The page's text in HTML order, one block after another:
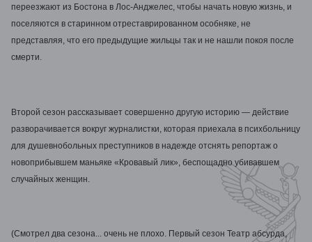
переезжают из Бостона в Лос-Анджелес, чтобы начать новую жизнь, и
поселяются в старинном отреставрированном особняке, не
представляя, что его предыдущие жильцы так и не нашли покоя после
смерти.
Второй сезон рассказывает совершенно другую историю — действие
разворачивается вокруг журналистки, которая приехала в психбольницу
для душевнобольных преступников в надежде отснять репортаж о
новоприбывшем маньяке «Кровавый лик», беспощадно убивавшем
случайных женщин.
(Смотрел два сезона... очень не плохо. Первый сезон Театр абсурда,